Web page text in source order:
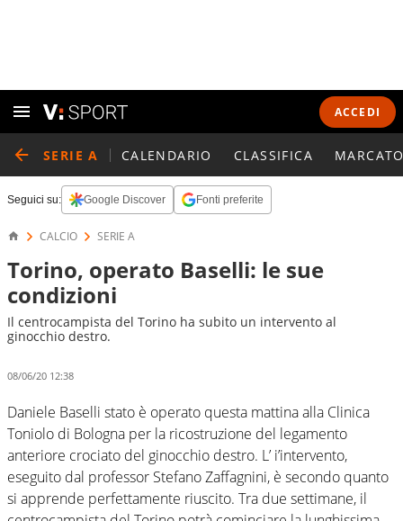
ACCEDI
SERIE A CALENDARIO CLASSIFICA
Seguici su: Google Discover Fonti preferite
CALCIO SERIE A
Torino, operato Baselli: le sue
condizioni
Il centrocampista del Torino ha subito un intervento al
ginocchio destro.
08/06/20 12:38
Daniele Baselli stato è operato questa mattina alla Clinica
Toniolo di Bologna per la ricostruzione del legamento
anteriore crociato del ginocchio destro. L’ i’intervento,
eseguito dal professor Stefano Zaffagnini, è secondo quanto
si apprende perfettamente riuscito. Tra due settimane, il